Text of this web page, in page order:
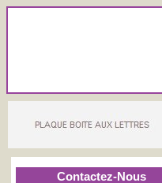
Contactez-Nous